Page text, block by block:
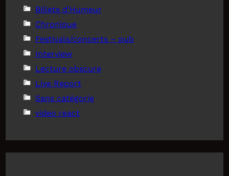
Billets d'Humeur
Chronique
Festivals/concerts – pub
Interview
Lecture obscure
Live Report
Sans catégorie
video react